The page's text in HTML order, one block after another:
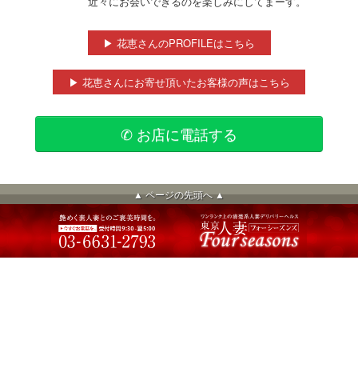
▶ 花恵さんのPROFILEはこちら
▶ 花恵さんにお寄せ頂いたお客様の声はこちら
✆ お店に電話する
▲ ページの先頭へ ▲